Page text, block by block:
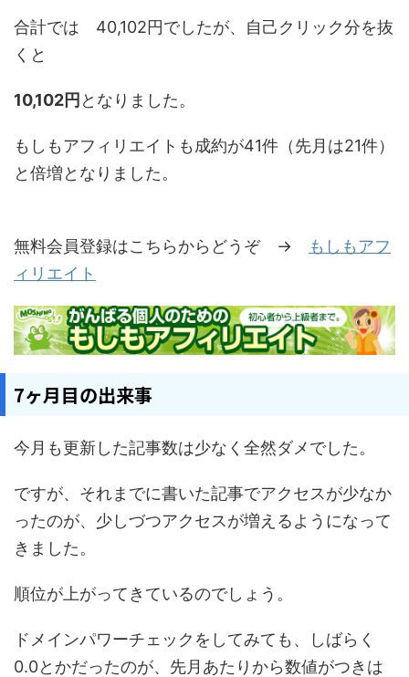
合計では 40,102円でしたが、自己クリック分を抜
くと
10,102円 となりました。
もしもアフィリエイトも成約が41件（先月は21件）
と倍増となりました。
無料会員登録はこちらからどうぞ →
もしもアフ
ィリエイト
7ヶ月目の出来事
今月も更新した記事数は少なく全然ダメでした。
ですが、それまでに書いた記事でアクセスが少なか
ったのが、少しづつアクセスが増えるようになって
きました。
順位が上がってきているのでしょう。
ドメインパワーチェックをしてみても、しばらく
0.0とかだったのが、先月あたりから数値がつきは